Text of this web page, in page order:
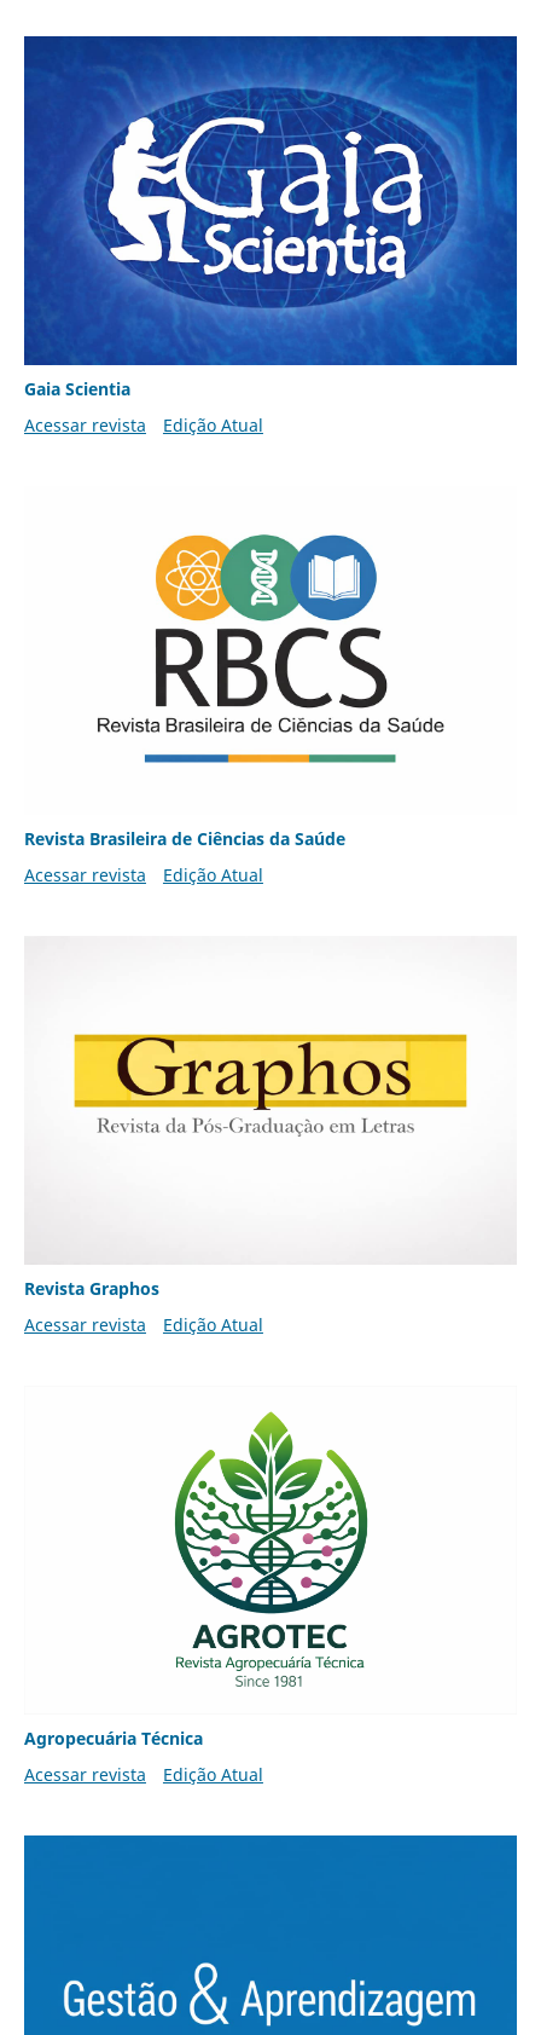
Gaia Scientia
Acessar revista
Edição Atual
Revista Brasileira de Ciências da Saúde
Acessar revista
Edição Atual
Revista Graphos
Acessar revista
Edição Atual
Agropecuária Técnica
Acessar revista
Edição Atual